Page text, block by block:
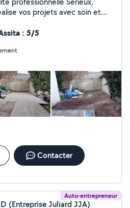
vos projets avec soin et
prends chaque chantier à cœur,
pour un résultat durable et
: 5/5
Contacter
Auto-entrepreneur
(Entreprise Juliard JJA)